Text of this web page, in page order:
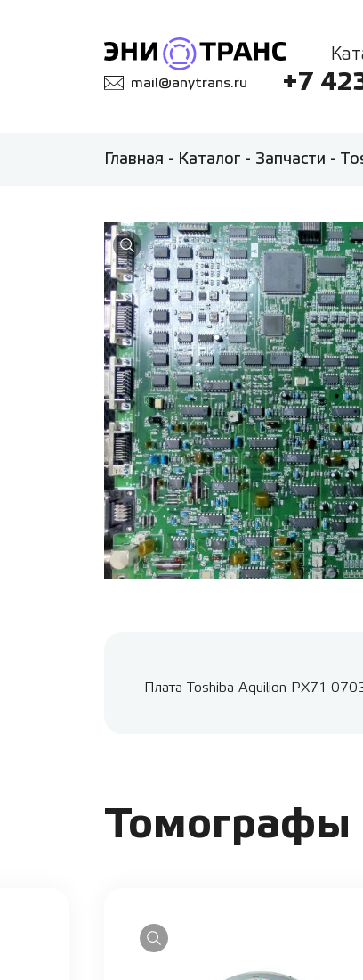
mail@anytrans.ru +7
Главная - Каталог - Запчасти -
Плата Toshiba Aquilion PX71-
Томографы